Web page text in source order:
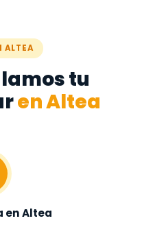
ALTEA
tu
en Altea
en Altea